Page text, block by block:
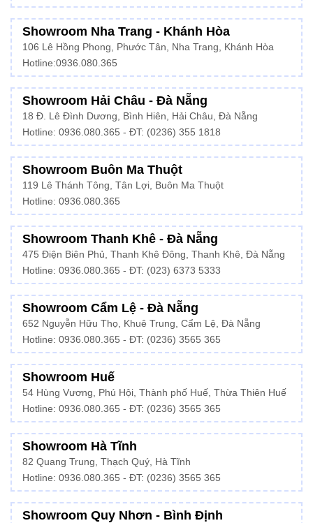
Showroom Nha Trang - Khánh Hòa
106 Lê Hồng Phong, Phước Tân, Nha Trang, Khánh Hòa
Hotline:0936.080.365
Showroom Hải Châu - Đà Nẵng
18 Đ. Lê Đình Dương, Bình Hiên, Hải Châu, Đà Nẵng
Hotline: 0936.080.365 - ĐT: (0236) 355 1818
Showroom Buôn Ma Thuột
119 Lê Thánh Tông, Tân Lợi, Buôn Ma Thuột
Hotline: 0936.080.365
Showroom Thanh Khê - Đà Nẵng
475 Điện Biên Phủ, Thanh Khê Đông, Thanh Khê, Đà Nẵng
Hotline: 0936.080.365 - ĐT: (023) 6373 5333
Showroom Cẩm Lệ - Đà Nẵng
652 Nguyễn Hữu Thọ, Khuê Trung, Cẩm Lệ, Đà Nẵng
Hotline: 0936.080.365 - ĐT: (0236) 3565 365
Showroom Huế
54 Hùng Vương, Phú Hội, Thành phố Huế, Thừa Thiên Huế
Hotline: 0936.080.365 - ĐT: (0236) 3565 365
Showroom Hà Tĩnh
82 Quang Trung, Thạch Quý, Hà Tĩnh
Hotline: 0936.080.365 - ĐT: (0236) 3565 365
Showroom Quy Nhơn - Bình Định